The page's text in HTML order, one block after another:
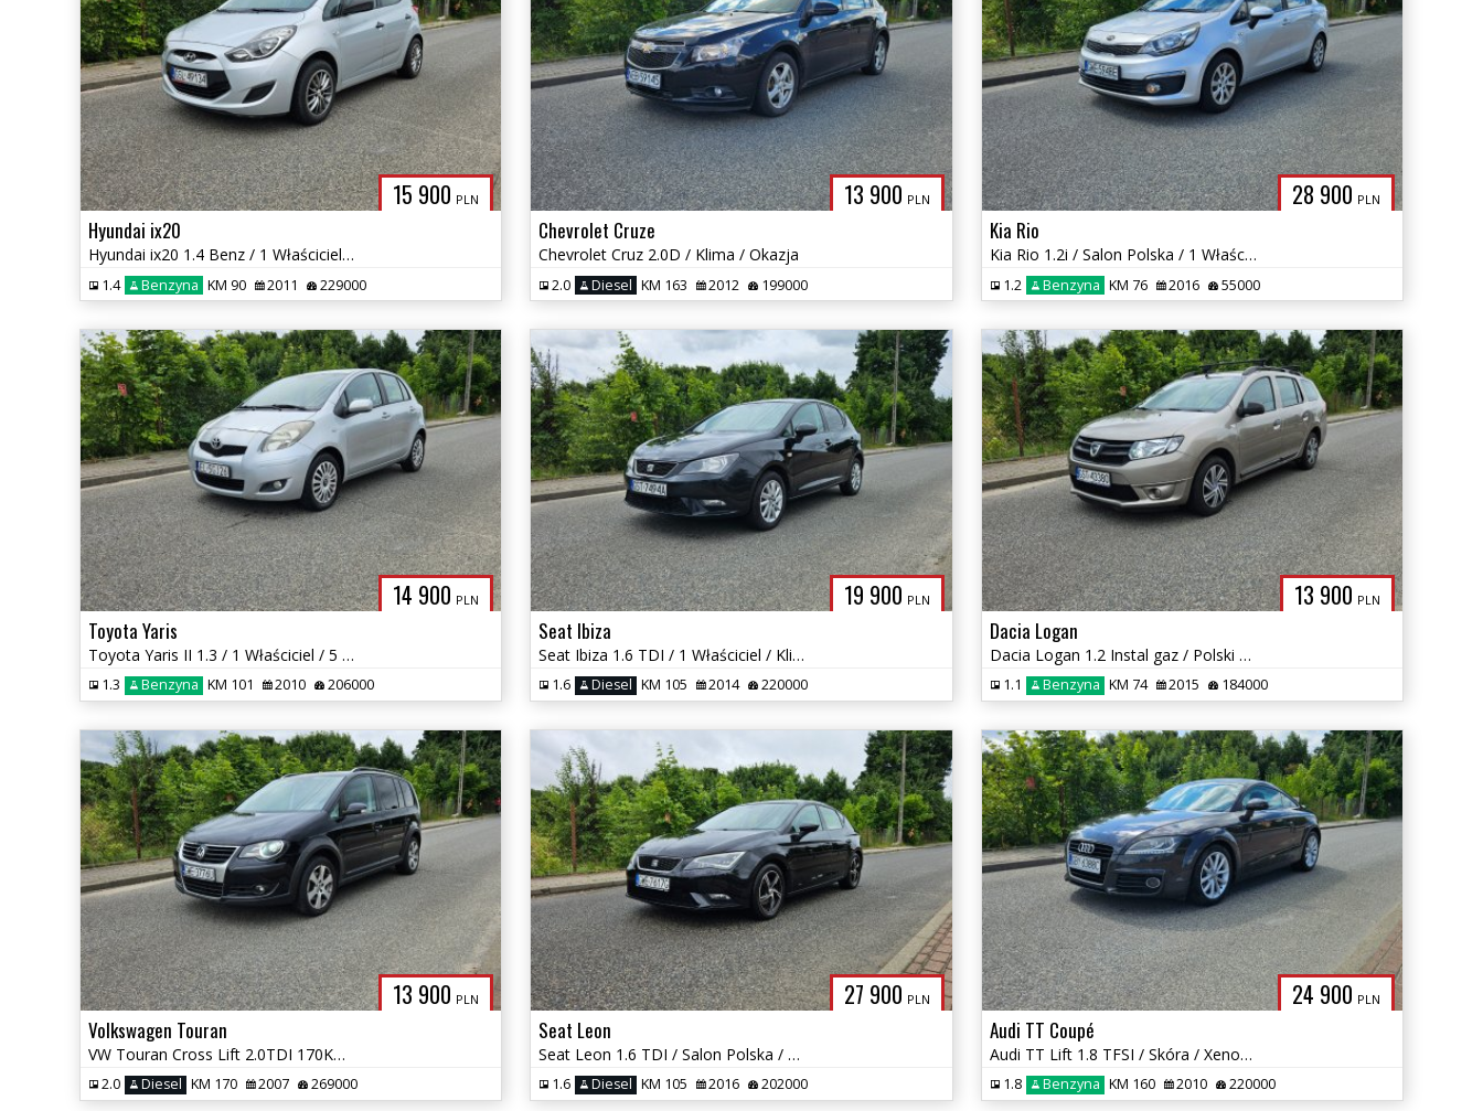
15 900 PLN
Hyundai ix20
Hyundai ix20 1.4 Benz / 1 Właściciel / Zadbany
1.4 Benzyna KM 90 2011 229000
13 900 PLN
Chevrolet Cruze
Chevrolet Cruz 2.0D / Klima / Okazja
2.0 Diesel KM 163 2012 199000
28 900 PLN
Kia Rio
Kia Rio 1.2i / Salon Polska / 1 Właściciel / 2 kpl kół / Tylko 55 tys
1.2 Benzyna KM 76 2016 55000
14 900 PLN
Toyota Yaris
Toyota Yaris II 1.3 / 1 Właściciel / 5 Drzwi / Klima / Zadbany
1.3 Benzyna KM 101 2010 206000
19 900 PLN
Seat Ibiza
Seat Ibiza 1.6 TDI / 1 Właściciel / Klimatronik / Zadbany
1.6 Diesel KM 105 2014 220000
13 900 PLN
Dacia Logan
Dacia Logan 1.2 Instal gaz / Polski salon / Klima / Android Auto
1.1 Benzyna KM 74 2015 184000
13 900 PLN
Volkswagen Touran
VW Touran Cross Lift 2.0TDI 170KM / 7 Osobowy / Xenony / Okazja
2.0 Diesel KM 170 2007 269000
27 900 PLN
Seat Leon
Seat Leon 1.6 TDI / Salon Polska / 1 Właściciel / Full Led / Okazja
1.6 Diesel KM 105 2016 202000
24 900 PLN
Audi TT Coupé
Audi TT Lift 1.8 TFSI / Skóra / Xenony / Okazja
1.8 Benzyna KM 160 2010 220000